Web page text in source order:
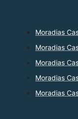
Moradias
Moradias
Moradias
Moradias
Moradias